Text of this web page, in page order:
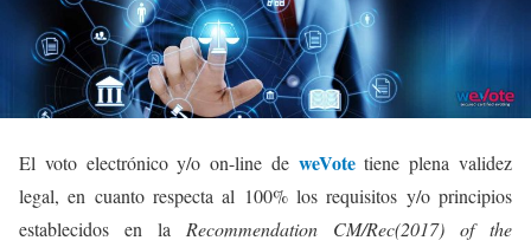
El voto electrónico y/o on-line de weVotetiene plena validez
legal, en cuanto respecta al 100% los requisitos y/o principios
establecidos en la Recommendation CM/Rec(2017) of the